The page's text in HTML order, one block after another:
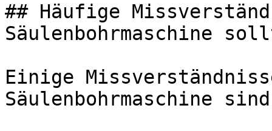
## Häufige
Säulenbohrmaschine
Einige
Säulenbohrmaschine